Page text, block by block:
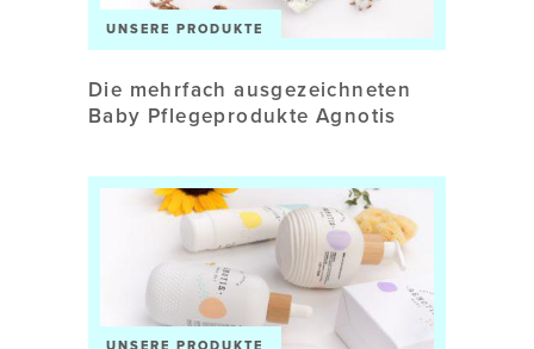
UNSERE PRODUKTE
Die mehrfach ausgezeichneten
Baby Pflegeprodukte Agnotis
UNSERE PRODUKTE